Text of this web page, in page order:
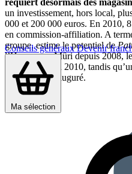
Conseils générauxDevenir
Ma sélection
un investissement, hors local,
000 et 200 000 euros. En 2010,
en commission-affiliation. A
groupe, estime le potentiel de
l’Hexagone. Mûri depuis 2008,
verra le jour en 2010, tandis
ailleurs être inauguré.
Partager sur :